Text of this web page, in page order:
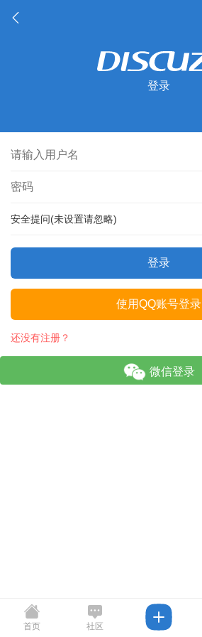
登录
安全提问(未设置请忽略)
登录
使用QQ账号登录
还没有注册？
微信登录
首页 社区